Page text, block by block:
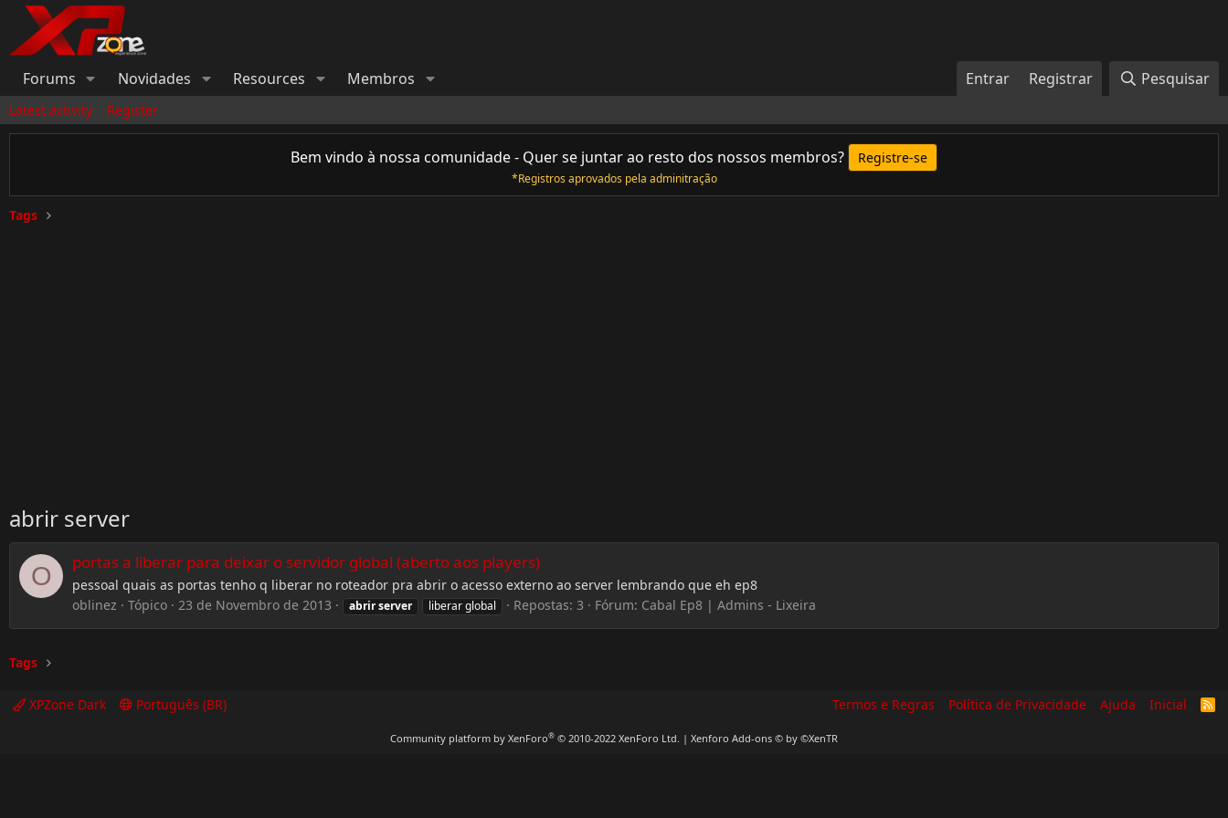
Forums Novidades Resources Membros Entrar Registrar Pesquisar
Latest activity Register
Bem vindo à nossa comunidade - Quer se juntar ao resto dos nossos membros? Registre-se
*Registros aprovados pela adminitração
Tags
abrir server
O portas a liberar para deixar o servidor global (aberto aos players)
pessoal quais as portas tenho q liberar no roteador pra abrir o acesso externo ao server lembrando que eh ep8
oblinez
Tópico 23 de Novembro de 2013 abrirserver liberar global Repostas: 3 Fórum: Cabal Ep8 | Admins - Lixeira
Tags
XPZone Dark Português (BR) Termos e Regras Política de Privacidade Ajuda Inicial
R
Community platform by XenForo® © 2010-2022 XenForo Ltd. | Xenforo Add-ons © by ©XenTR